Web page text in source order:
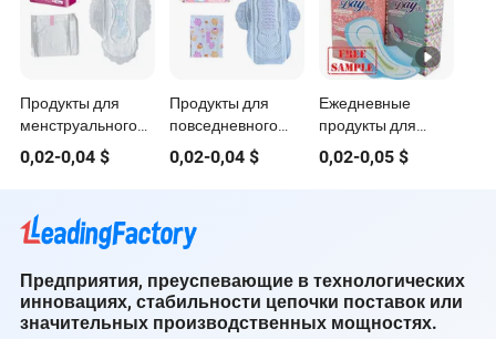
Продукты для
менструального
периода для
ежедневного
санитарные
прокладки из
целлюлозы
0,02-0,04 $
Продукты для
повседневного
использования
бумага из бамбука
0,02-0,04$
Ежедневные
продукты для
женщин
бамбуковые
прокладки
отличные
регулярные
0,02-0,05$
Предприятия, преуспевающие в технологических
инновациях, стабильности цепочки поставок или
значительных производственных мощностях.